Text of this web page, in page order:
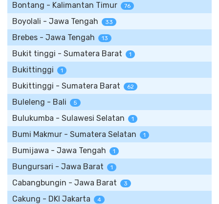
Bontang - Kalimantan Timur 76
Boyolali - Jawa Tengah 33
Brebes - Jawa Tengah 13
Bukit tinggi - Sumatera Barat 1
Bukittinggi 1
Bukittinggi - Sumatera Barat 62
Buleleng - Bali 5
Bulukumba - Sulawesi Selatan 1
Bumi Makmur - Sumatera Selatan 1
Bumijawa - Jawa Tengah 1
Bungursari - Jawa Barat 1
Cabangbungin - Jawa Barat 3
Cakung - DKI Jakarta 4